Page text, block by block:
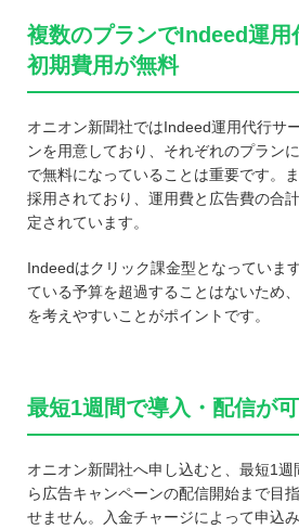
複数のプランでIndeed運用
初期費用が無料
オニオン新聞社ではIndeed運用代行サ
ンを用意しており、それぞれのプラン
で無料になっていることは重要です。
採用されており、運用費と広告費の合
定されています。
Indeedはクリック課金型となっていま
ている予算を超過することはないため
を考えやすいことがポイントです。
最短1週間で導入・配信が
オニオン新聞社へ申し込むと、最短1
ら広告キャンペーンの配信開始まで目
せません。入金チャージによって申込